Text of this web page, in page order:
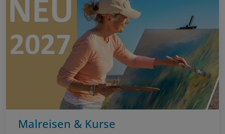
Malreisen & Kurse